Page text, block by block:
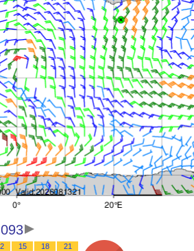
093
15 18
21